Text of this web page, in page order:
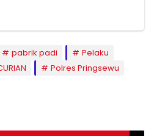
pabrik padi
Pelaku
Polres Pringsewu